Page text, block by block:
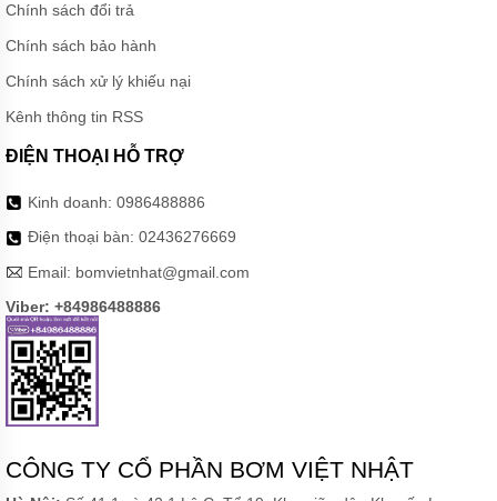
Chính sách đổi trả
Chính sách bảo hành
Chính sách xử lý khiếu nại
Kênh thông tin RSS
ĐIỆN THOẠI HỖ TRỢ
Kinh doanh: 0986488886
Điện thoại bàn: 02436276669
Email: bomvietnhat@gmail.com
Viber: +84986488886
CÔNG TY CỔ PHẦN BƠM VIỆT NHẬT